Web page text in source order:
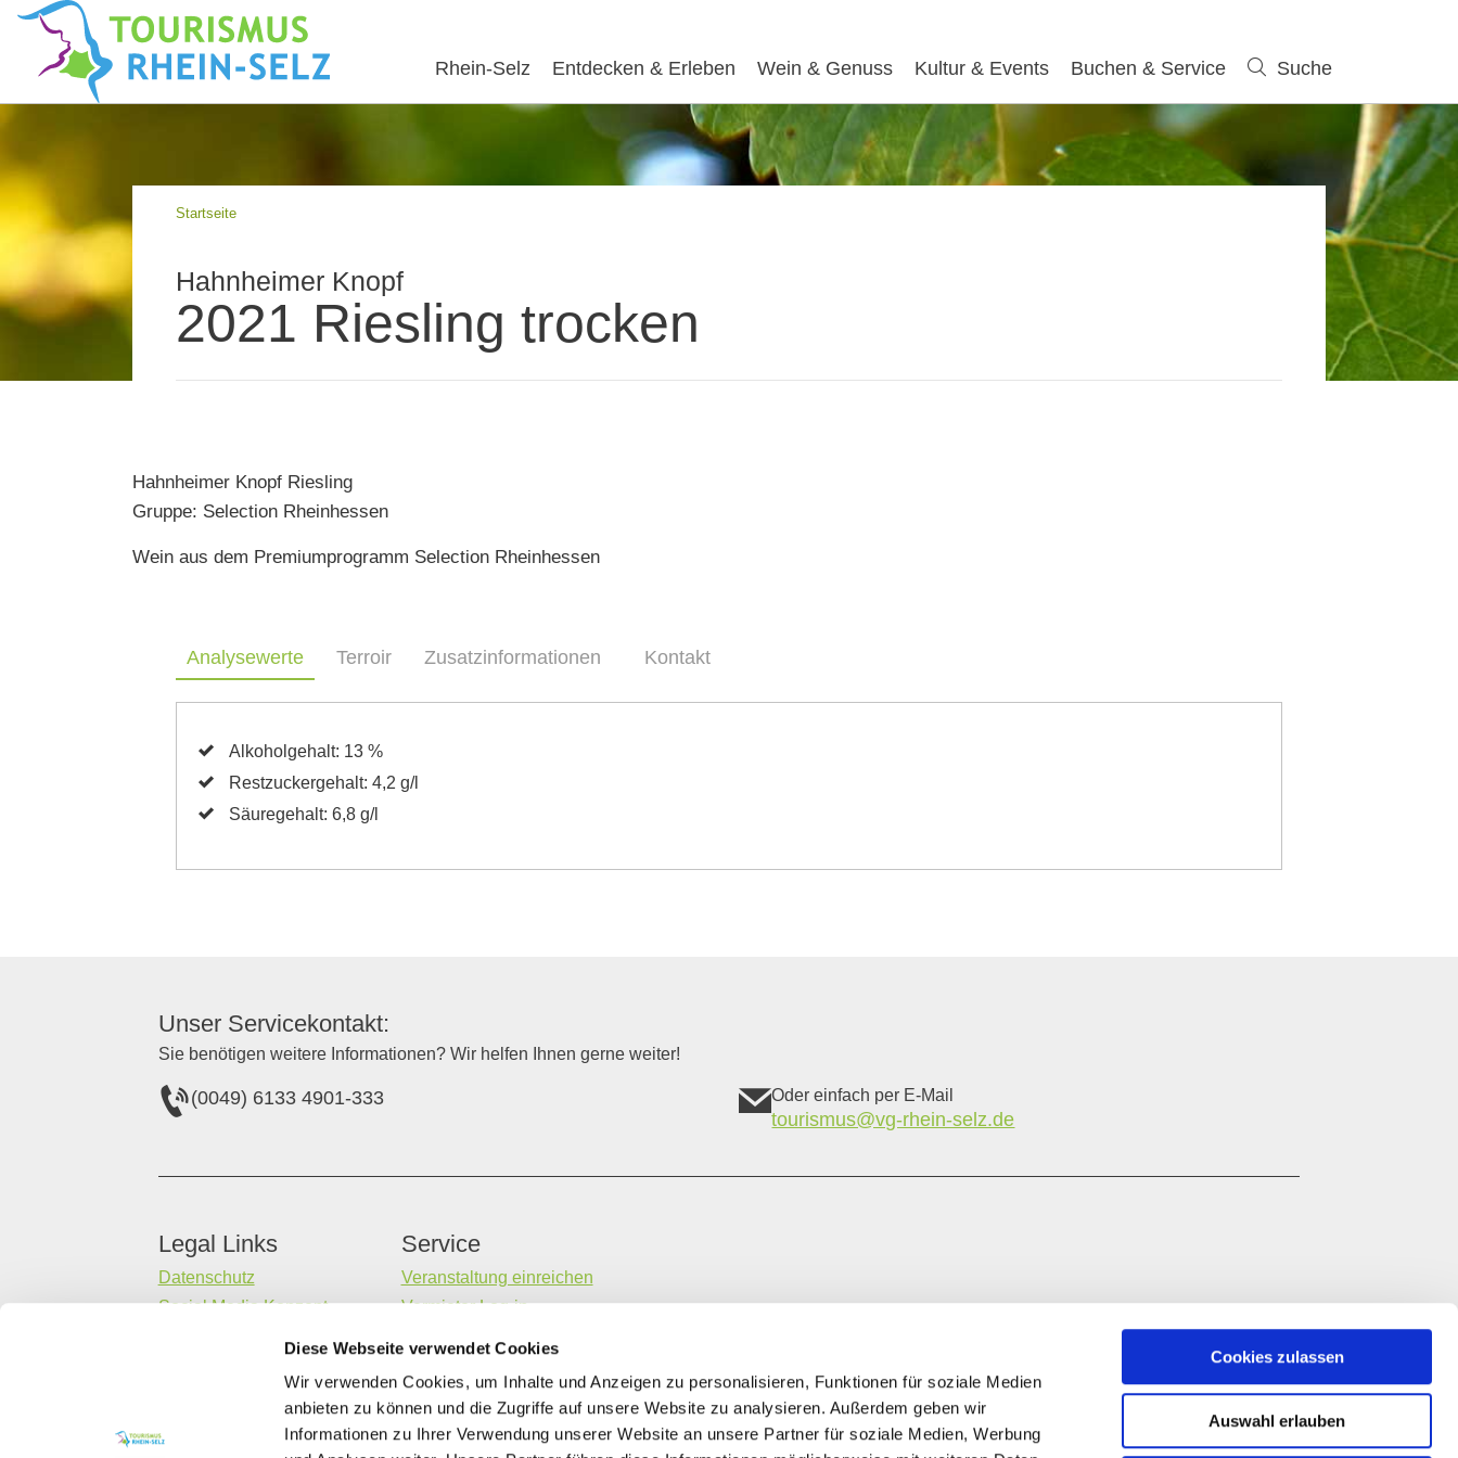
Diese Webseite verwendet Cookies
Wir verwenden Cookies, um Inhalte und Anzeigen zu personalisieren, Funktionen für soziale Medien
anbieten zu können und die Zugriffe auf unsere Website zu analysieren. Außerdem geben wir
Informationen zu Ihrer Verwendung unserer Website an unsere Partner für soziale Medien, Werbung
Cookies zulassen
Auswahl erlauben
Rhein-Selz Entdecken & Erleben Wein & Genuss Kultur & Events Buchen & Service Suche
Startseite
Hahnheimer Knopf
2021 Riesling trocken
Hahnheimer Knopf Riesling
Gruppe: Selection Rheinhessen
Wein aus dem Premiumprogramm Selection Rheinhessen
Analysewerte Terroir Zusatzinformationen Kontakt
Alkoholgehalt: 13 %
Restzuckergehalt: 4,2 g/l
Säuregehalt: 6,8 g/l
Unser Servicekontakt:
Sie benötigen weitere Informationen? Wir helfen Ihnen gerne weiter!
(0049) 6133 4901-333 Oder einfach per E-Mail
tourismus@vg-rhein-selz.de
Legal Links
Datenschutz
Social Media Konzept
Service
Veranstaltung einreichen
Vermieter Log-in